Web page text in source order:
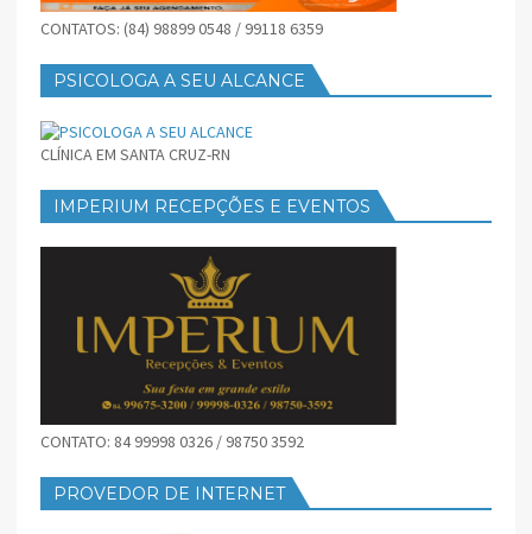
CONTATOS: (84) 98899 0548 / 99118 6359
PSICOLOGA A SEU ALCANCE
CLÍNICA EM SANTA CRUZ-RN
IMPERIUM RECEPÇÕES E EVENTOS
CONTATO: 84 99998 0326 / 98750 3592
PROVEDOR DE INTERNET